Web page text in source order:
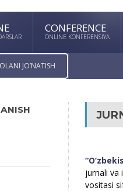
CONFERENCE
ONLINE KONFERENSIYA
JO’NATISH
jurnali va
vositasi